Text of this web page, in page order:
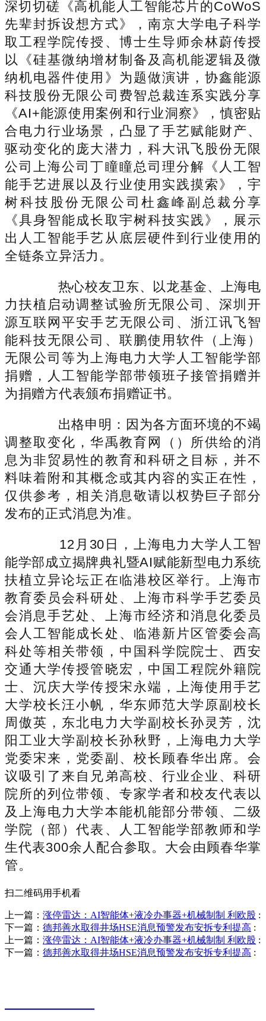
深切切磋《高机能人工智能芯片的CoWoS
先辈封拆设想方式》，南京大学电子科学
取工程学院传授、博士生导师余林蔚传授
以《硅基微纳增材制备及高机能逻辑及微
纳机电器件使用》为题做演讲，协鑫能源
科技股份无限公司费智总裁连系实践分享
《AI+能源使用案例和行业洞察》，慎密贴
合电力行业场景，凸显了手艺赋能财产、
驱动变化的庞大潜力，科大讯飞股份无限
公司上海公司丁瞳瞳总司理分解《人工智
能手艺进展以及行业使用实践摸索》，宇
树科技股份无限公司杜鑫峰副总裁分享
《具身智能成长取宇树科技实践》，展示
出人工智能手艺从底层硬件到行业使用的
全链条立异活力。
热心校友卫东、以龙基金、上海电
力扶植启动调整试验所无限公司、深圳开
源互联网平安手艺无限公司、浙江讯飞智
能科技无限公司、联鹏使用软件（上海）
无限公司等为上海电力大学人工智能学部
捐赠，人工智能学部带领班子接管捐赠并
为捐赠方代表颁布捐赠证书。
出格申明：因为各方面环境的不竭
调整取变化，华禹教育网（）所供给的消
息为非贸易性的教育和科研之目标，并不
料味着附和其概念或其内容的实正在性，
仅供参考，相关消息敬请以权势巨子部分
发布的正式消息为准。
12月30日，上海电力大学人工智
能学部成立揭牌典礼暨AI赋能新型电力系统
扶植立异论坛正在临港校区举行。上海市
教育委员会科研处、上海市科学手艺委员
会消息手艺处、上海市经济和消息化委员
会人工智能成长处、临港新片区管委会高
科处等相关带领，中国科学院院士、西安
交通大学传授管晓宏，中国工程院外籍院
士、沉庆大学传授宋永端，上海使用手艺
大学校长汪小帆，华东师范大学原副校长
周傲英，东北电力大学副校长孙灵芳，沈
阳工业大学副校长孙秋野，上海电力大学
党委宋来，党委副、校长顾春华出席。会
议吸引了来自兄弟高校、行业企业、科研
院所的列位带领、专家学者和校友代表以
及上海电力大学本能机能部分带领、二级
学院（部）代表、人工智能学部教师和学
生代表300余人配合参取。大会由顾春华掌
管。
扫二维码用手机看
上一篇： 涨停雷达：AI智能体+液冷办事器+机械制制 利欧股 :
下一篇： 德邦善水取得井场HSE消息预警发布安拆专利提高 :
上一篇： 涨停雷达：AI智能体+液冷办事器+机械制制 利欧股 :
下一篇： 德邦善水取得井场HSE消息预警发布安拆专利提高 :